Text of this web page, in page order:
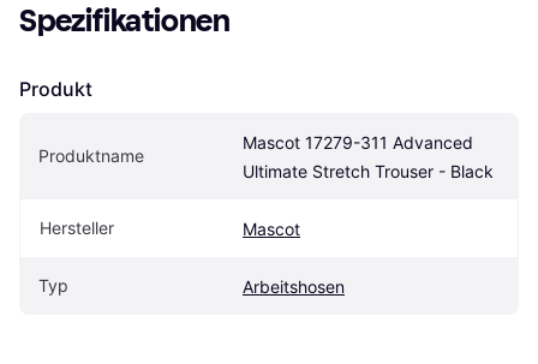
Spezifikationen
Produkt
Produktname
Mascot 17279-311 Advanced
Ultimate Stretch Trouser - Black
Hersteller Mascot
Typ Arbeitshosen